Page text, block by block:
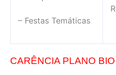
– Festas Temáticas
CARÊNCIA PLANO